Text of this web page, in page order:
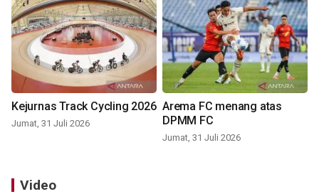
Kejurnas Track Cycling 2026
Jumat, 31 Juli 2026
Arema FC menang atas
DPMM FC
Jumat, 31 Juli 2026
Video